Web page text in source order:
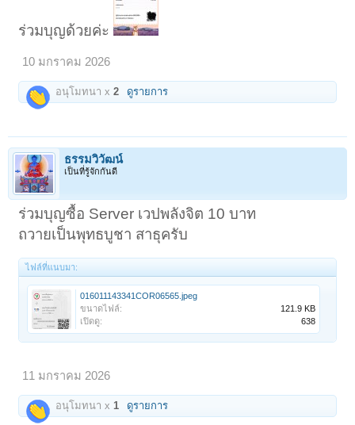
ร่วมบุญด้วยค่ะ
10 มกราคม 2026
อนุโมทนา x2 ดูรายการ
ธรรมวิวัฒน์
เป็นที่รู้จักกันดี
ร่วมบุญซื้อ Server เวปพลังจิต 10 บาท
ถวายเป็นพุทธบูชา สาธุครับ
ไฟล์ที่แนบมา:
016011143341COR06565.jpeg
ขนาดไฟล์:
121.9 KB
เปิดดู:
638
11 มกราคม 2026
อนุโมทนา x1 ดูรายการ